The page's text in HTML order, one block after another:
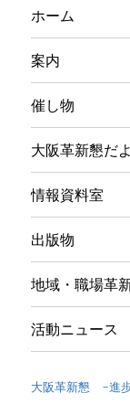
ホーム
案内
催し物
大阪革新懇だ
情報資料室
出版物
地域・職場革
活動ニュース
大阪革新懇 -進